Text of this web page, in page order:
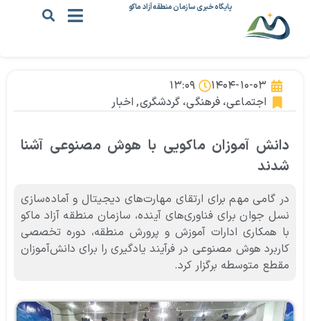
پایگاه خبری سازمان منطقه آزاد ماکو
۱۴۰۴-۱۰-۰۳
۱۳:۰۹
اجتماعی، فرهنگی، گردشگری, اخبار
دانش آموزان ماکویی با هوش مصنوعی آشنا
شدند
در گامی مهم برای ارتقای مهارت‌های دیجیتال و آماده‌سازی
نسل جوان برای فناوری‌های آینده، سازمان منطقه آزاد ماکو
با همکاری ادارات آموزش و پرورش منطقه، دوره تخصصی
کاربرد هوش مصنوعی در فرآیند یادگیری را برای دانش‌آموزان
مقطع متوسطه برگزار کرد.